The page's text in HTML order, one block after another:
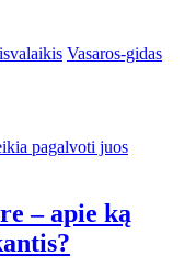
Vasaros-gidas
– apie ką